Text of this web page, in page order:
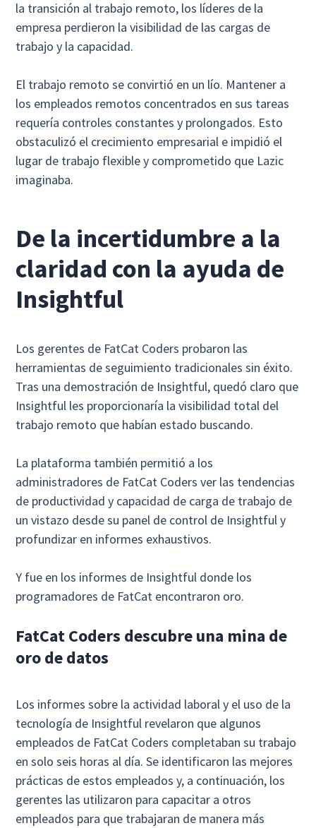
la transición al trabajo remoto, los líderes de la
empresa perdieron la visibilidad de las cargas de
trabajo y la capacidad.
El trabajo remoto se convirtió en un lío. Mantener a
los empleados remotos concentrados en sus tareas
requería controles constantes y prolongados. Esto
obstaculizó el crecimiento empresarial e impidió el
lugar de trabajo flexible y comprometido que Lazic
imaginaba.
De la incertidumbre a la
claridad con la ayuda de
Insightful
Los gerentes de FatCat Coders probaron las
herramientas de seguimiento tradicionales sin éxito.
Tras una demostración de Insightful, quedó claro que
Insightful les proporcionaría la visibilidad total del
trabajo remoto que habían estado buscando.
La plataforma también permitió a los
administradores de FatCat Coders ver las tendencias
de productividad y capacidad de carga de trabajo de
un vistazo desde su panel de control de Insightful y
profundizar en informes exhaustivos.
Y fue en los informes de Insightful donde los
programadores de FatCat encontraron oro.
FatCat Coders descubre una mina de
oro de datos
Los informes sobre la actividad laboral y el uso de la
tecnología de Insightful revelaron que algunos
empleados de FatCat Coders completaban su trabajo
en solo seis horas al día. Se identificaron las mejores
prácticas de estos empleados y, a continuación, los
gerentes las utilizaron para capacitar a otros
empleados para que trabajaran de manera más